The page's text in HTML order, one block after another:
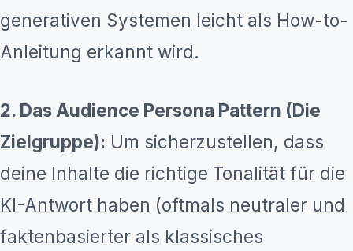
generativen Systemen leicht als How-to-
Anleitung erkannt wird.
2. Das Audience Persona Pattern (Die
Zielgruppe): Um sicherzustellen, dass
deine Inhalte die richtige Tonalität für die
KI-Antwort haben (oftmals neutraler und
faktenbasierter als klassisches